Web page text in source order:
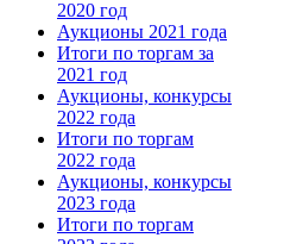
2020 год
Аукционы 2021 года
Итоги по торгам за
2021 год
Аукционы, конкурсы
2022 года
Итоги по торгам
2022 года
Аукционы, конкурсы
2023 года
Итоги по торгам